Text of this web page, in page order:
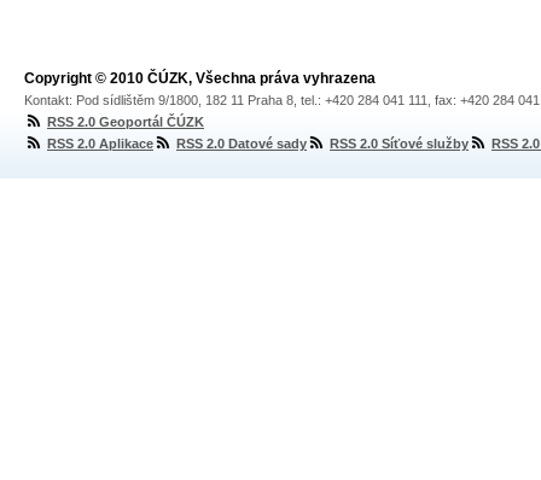
Copyright © 2010 ČÚZK, Všechna práva vyhrazena
Kontakt: Pod sídlištěm 9/1800, 182 11 Praha 8, tel.: +420 284 041 111, fax: +420 284
RSS 2.0 Geoportál ČÚZK
RSS 2.0 Aplikace
RSS 2.0 Datové sady RSS 2.0 Síťové služby RSS